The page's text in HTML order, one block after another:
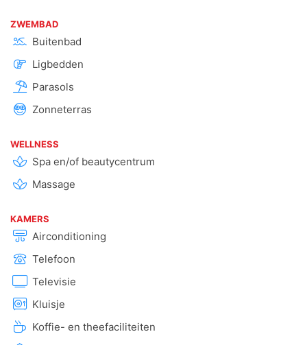
ZWEMBAD
Buitenbad
Ligbedden
Parasols
Zonneterras
WELLNESS
Spa en/of beautycentrum
Massage
KAMERS
Airconditioning
Telefoon
Televisie
Kluisje
Koffie- en theefaciliteiten